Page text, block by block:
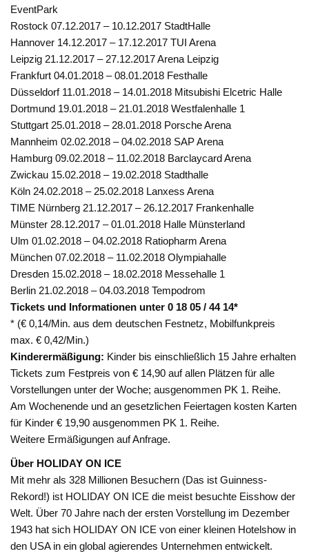
EventPark
Rostock 07.12.2017 – 10.12.2017 StadtHalle
Hannover 14.12.2017 – 17.12.2017 TUI Arena
Leipzig 21.12.2017 – 27.12.2017 Arena Leipzig
Frankfurt 04.01.2018 – 08.01.2018 Festhalle
Düsseldorf 11.01.2018 – 14.01.2018 Mitsubishi Elcetric Halle
Dortmund 19.01.2018 – 21.01.2018 Westfalenhalle 1
Stuttgart 25.01.2018 – 28.01.2018 Porsche Arena
Mannheim 02.02.2018 – 04.02.2018 SAP Arena
Hamburg 09.02.2018 – 11.02.2018 Barclaycard Arena
Zwickau 15.02.2018 – 19.02.2018 Stadthalle
Köln 24.02.2018 – 25.02.2018 Lanxess Arena
TIME Nürnberg 21.12.2017 – 26.12.2017 Frankenhalle
Münster 28.12.2017 – 01.01.2018 Halle Münsterland
Ulm 01.02.2018 – 04.02.2018 Ratiopharm Arena
München 07.02.2018 – 11.02.2018 Olympiahalle
Dresden 15.02.2018 – 18.02.2018 Messehalle 1
Berlin 21.02.2018 – 04.03.2018 Tempodrom
Tickets und Informationen unter 0 18 05 / 44 14*
* (€ 0,14/Min. aus dem deutschen Festnetz, Mobilfunkpreis
max. € 0,42/Min.)
Kinderermäßigung: Kinder bis einschließlich 15 Jahre erhalten
Tickets zum Festpreis von € 14,90 auf allen Plätzen für alle
Vorstellungen unter der Woche; ausgenommen PK 1. Reihe.
Am Wochenende und an gesetzlichen Feiertagen kosten Karten
für Kinder € 19,90 ausgenommen PK 1. Reihe.
Weitere Ermäßigungen auf Anfrage.
Über HOLIDAY ON ICE
Mit mehr als 328 Millionen Besuchern (Das ist Guinness-
Rekord!) ist HOLIDAY ON ICE die meist besuchte Eisshow der
Welt. Über 70 Jahre nach der ersten Vorstellung im Dezember
1943 hat sich HOLIDAY ON ICE von einer kleinen Hotelshow in
den USA in ein global agierendes Unternehmen entwickelt.